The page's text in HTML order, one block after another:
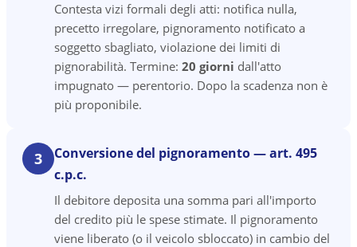
Contesta vizi formali degli atti: notifica nulla,
precetto irregolare, pignoramento notificato a
soggetto sbagliato, violazione dei limiti di
pignorabilità. Termine: 20 giorni dall'atto
impugnato — perentorio. Dopo la scadenza non è
più proponibile.
3
Conversione del pignoramento — art. 495
c.p.c.
Il debitore deposita una somma pari all'importo
del credito più le spese stimate. Il pignoramento
viene liberato (o il veicolo sbloccato) in cambio del